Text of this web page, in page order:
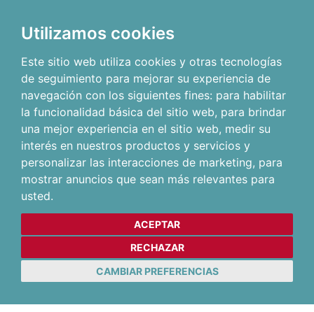
Utilizamos cookies
Este sitio web utiliza cookies y otras tecnologías
de seguimiento para mejorar su experiencia de
navegación con los siguientes fines: para habilitar
la funcionalidad básica del sitio web, para brindar
una mejor experiencia en el sitio web, medir su
interés en nuestros productos y servicios y
personalizar las interacciones de marketing, para
mostrar anuncios que sean más relevantes para
usted.
ACEPTAR
RECHAZAR
CAMBIAR PREFERENCIAS